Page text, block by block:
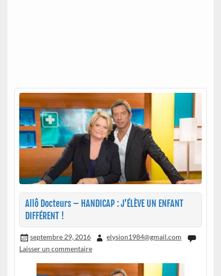
Allô Docteurs – HANDICAP : J’ÉLÈVE UN ENFANT
DIFFÉRENT !
septembre 29, 2016
elysion1984@gmail.com
Laisser un commentaire